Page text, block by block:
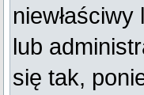
lub
się tak,